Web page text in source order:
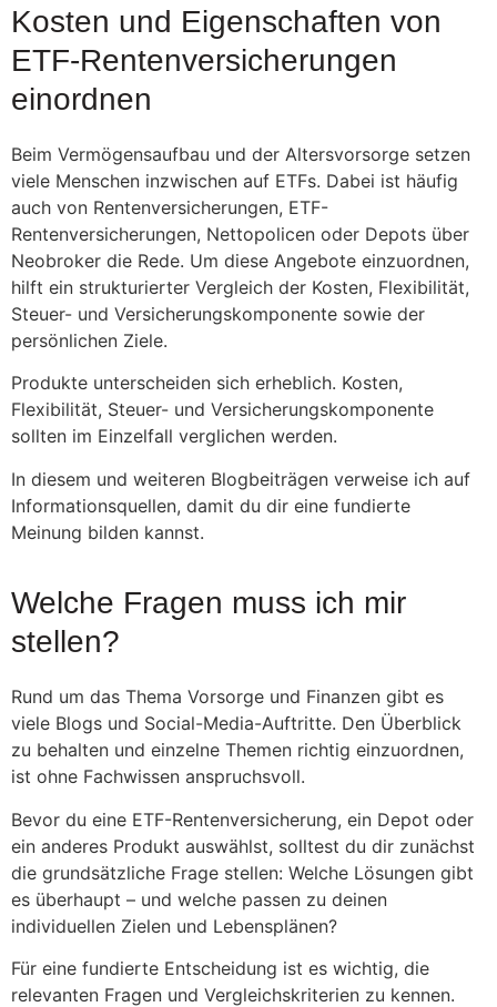
Kosten und Eigenschaften von
ETF-Rentenversicherungen
einordnen
Beim Vermögensaufbau und der Altersvorsorge setzen
viele Menschen inzwischen auf ETFs. Dabei ist häufig
auch von Rentenversicherungen, ETF-
Rentenversicherungen, Nettopolicen oder Depots über
Neobroker die Rede. Um diese Angebote einzuordnen,
hilft ein strukturierter Vergleich der Kosten, Flexibilität,
Steuer- und Versicherungskomponente sowie der
persönlichen Ziele.
Produkte unterscheiden sich erheblich. Kosten,
Flexibilität, Steuer- und Versicherungskomponente
sollten im Einzelfall verglichen werden.
In diesem und weiteren Blogbeiträgen verweise ich auf
Informationsquellen, damit du dir eine fundierte
Meinung bilden kannst.
Welche Fragen muss ich mir
stellen?
Rund um das Thema Vorsorge und Finanzen gibt es
viele Blogs und Social-Media-Auftritte. Den Überblick
zu behalten und einzelne Themen richtig einzuordnen,
ist ohne Fachwissen anspruchsvoll.
Bevor du eine ETF-Rentenversicherung, ein Depot oder
ein anderes Produkt auswählst, solltest du dir zunächst
die grundsätzliche Frage stellen: Welche Lösungen gibt
es überhaupt – und welche passen zu deinen
individuellen Zielen und Lebensplänen?
Für eine fundierte Entscheidung ist es wichtig, die
relevanten Fragen und Vergleichskriterien zu kennen.